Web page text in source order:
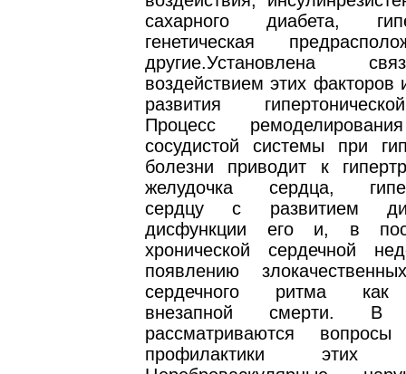
сахарного диабета,
генетическая
другие.Установлена
воздействием этих
развития
Процесс
сосудистой системы при
болезни приводит к
желудочка сердца,
сердцу с развитием
дисфункции его и, в
хронической сердечной
появлению
сердечного ритма как
внезапной смерти. В
рассматриваются
профилактики этих